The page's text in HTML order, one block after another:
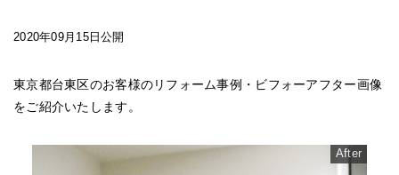
2020年09月15日公開
東京都台東区のお客様のリフォーム事例・ビフォーアフター画像
をご紹介いたします。
After